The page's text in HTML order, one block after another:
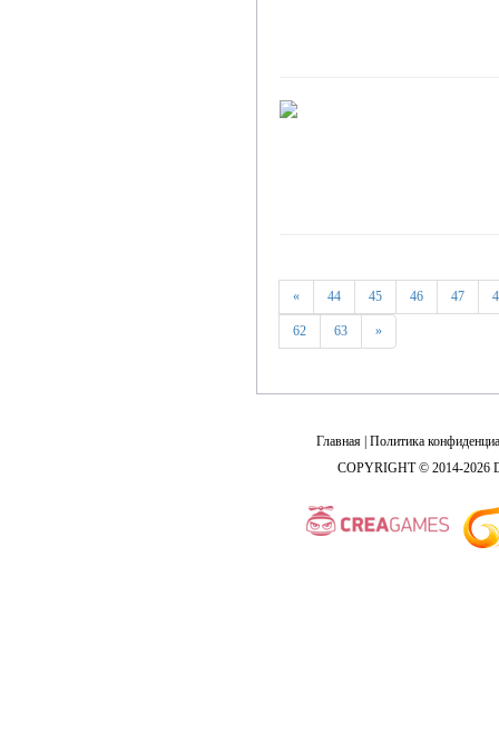
« 44 45 46 47
62 63 »
Главная Политика
COPYRIGHT © 2014-2026